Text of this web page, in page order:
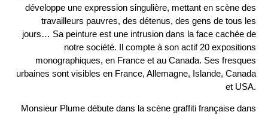
développe une expression singulière, mettant en scène des
travailleurs pauvres, des détenus, des gens de tous les
jours… Sa peinture est une intrusion dans la face cachée de
notre société. Il compte à son actif 20 expositions
monographiques, en France et au Canada. Ses fresques
urbaines sont visibles en France, Allemagne, Islande, Canada
et USA.
Monsieur Plume débute dans la scène graffiti française dans